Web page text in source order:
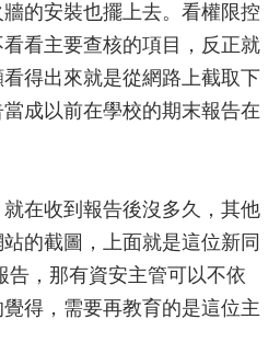
的安裝也擺上去。看權限控
看主要查核的項目，反正就
得出來就是從網路上截取下
成以前在學校的期末報告在
在收到報告後沒多久，其他
的截圖，上面就是這位新同
告，那有資安主管可以不依
得，需要再教育的是這位主